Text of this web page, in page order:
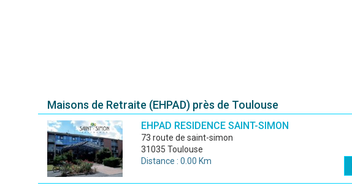
Maisons de Retraite (EHPAD) près de Toulouse
EHPAD RESIDENCE SAINT-SIMON
73 route de saint-simon
31035 Toulouse
Distance : 0.00 Km